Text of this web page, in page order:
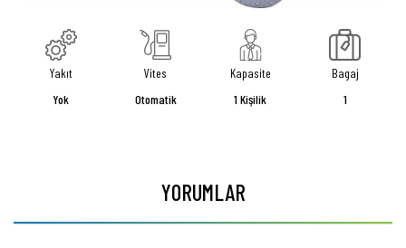
Yakıt
Yok
Vites
Otomatik
Kapasite
1 Kişilik
Bagaj
1
YORUMLAR